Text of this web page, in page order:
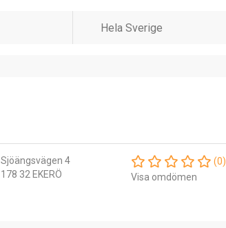
Sjöängsvägen 4
178 32 EKERÖ
(0)
Visa omdömen